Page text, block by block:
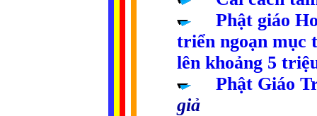
Phật giáo
triển ngoạn mục
lên khoảng 5
Phật Giáo
giả